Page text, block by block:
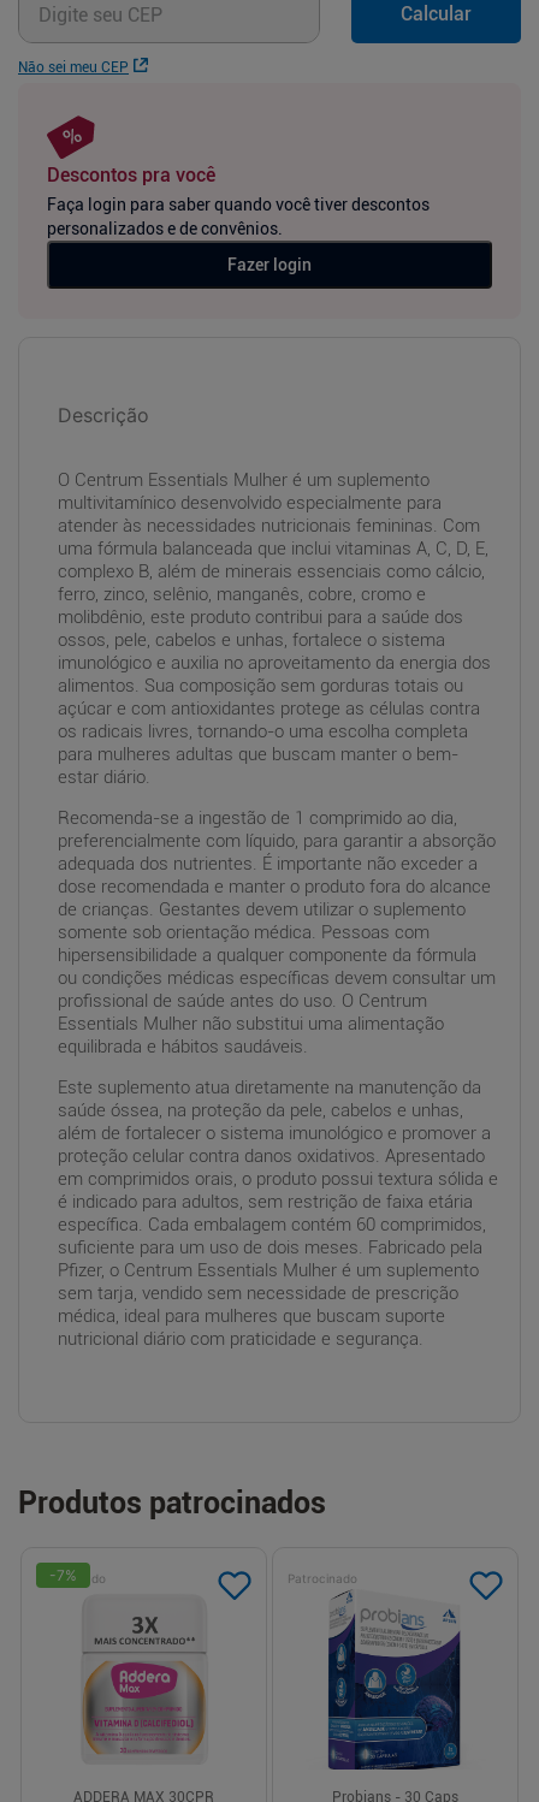
Não sei meu CEP
Calcular
Descontos pra você
Faça login para saber quando você tiver descontos
personalizados e de convênios.
Fazer login
Descrição
O Centrum Essentials Mulher é um suplemento
multivitamínico desenvolvido especialmente para
atender às necessidades nutricionais femininas. Com
uma fórmula balanceada que inclui vitaminas A, C, D, E,
complexo B, além de minerais essenciais como cálcio,
ferro, zinco, selênio, manganês, cobre, cromo e
molibdênio, este produto contribui para a saúde dos
ossos, pele, cabelos e unhas, fortalece o sistema
imunológico e auxilia no aproveitamento da energia dos
alimentos. Sua composição sem gorduras totais ou
açúcar e com antioxidantes protege as células contra
os radicais livres, tornando-o uma escolha completa
para mulheres adultas que buscam manter o bem-
estar diário.
Recomenda-se a ingestão de 1 comprimido ao dia,
preferencialmente com líquido, para garantir a absorção
adequada dos nutrientes. É importante não exceder a
dose recomendada e manter o produto fora do alcance
de crianças. Gestantes devem utilizar o suplemento
somente sob orientação médica. Pessoas com
hipersensibilidade a qualquer componente da fórmula
ou condições médicas específicas devem consultar um
profissional de saúde antes do uso. O Centrum
Essentials Mulher não substitui uma alimentação
equilibrada e hábitos saudáveis.
Este suplemento atua diretamente na manutenção da
saúde óssea, na proteção da pele, cabelos e unhas,
além de fortalecer o sistema imunológico e promover a
proteção celular contra danos oxidativos. Apresentado
em comprimidos orais, o produto possui textura sólida e
é indicado para adultos, sem restrição de faixa etária
específica. Cada embalagem contém 60 comprimidos,
suficiente para um uso de dois meses. Fabricado pela
Pfizer, o Centrum Essentials Mulher é um suplemento
sem tarja, vendido sem necessidade de prescrição
médica, ideal para mulheres que buscam suporte
nutricional diário com praticidade e segurança.
Produtos patrocinados
Patrocinado
-7%
ADDERA MAX 30CPR
Patrocinado
Probians - 30 Caps